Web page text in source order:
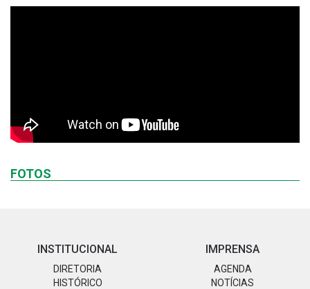
FOTOS
INSTITUCIONAL
DIRETORIA
HISTÓRICO
IMPRENSA
AGENDA
NOTÍCIAS